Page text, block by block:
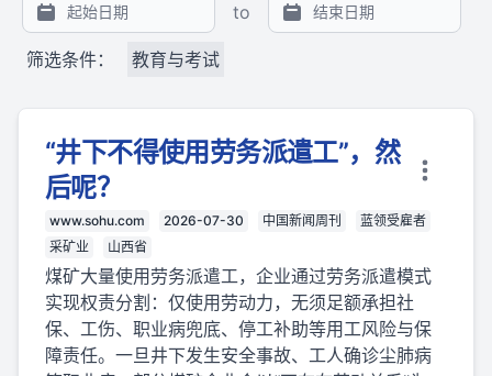
to
筛选条件： 教育与考试
“井下不得使用劳务派遣工”，然
后呢？
www.sohu.com 2026-07-30 中国新闻周刊
蓝领受雇者
采矿业
山西省
煤矿大量使用劳务派遣工，企业通过劳务派遣模式
实现权责分割：仅使用劳动力，无须足额承担社
保、工伤、职业病兜底、停工补助等用工风险与保
障责任。一旦井下发生安全事故、工人确诊尘肺病